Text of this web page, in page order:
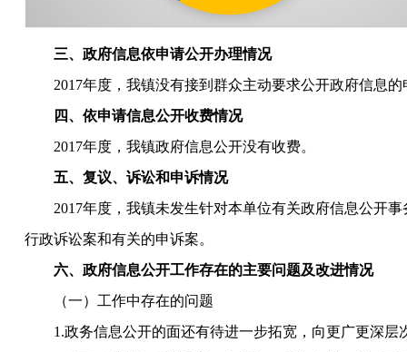
三、政府信息依申请公开办理情况
201 7年度，我镇没有接到群众主动要求公开政府信息的
四、依申请信息公开收费情况
201 7年度，我镇政府信息公开没有收费。
五、复议、诉讼和申诉情况
201 7年度，我镇未发生针对本单位有关政府信息公开
行政诉讼案和有关的申诉案。
六、政府信息公开工作存在的主要问题及改进情况
（一）工作中存在的问题
1.政务信息公开的面还有待进一步拓宽 ，向更广更深层